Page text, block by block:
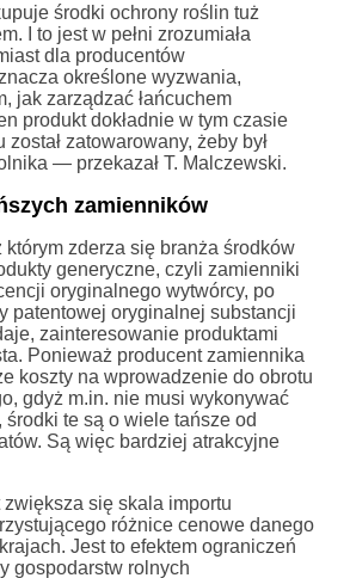
środki ochrony roślin tuż
I to jest w pełni zrozumiała
dla producentów
określone wyzwania,
jak zarządzać łańcuchem
produkt dokładnie w tym czasie
został zatowarowany, żeby był
— przekazał T. Malczewski.
zamienników
którym zderza się branża środków
generyczne, czyli zamienniki
oryginalnego wytwórcy, po
patentowej oryginalnej substancji
zainteresowanie produktami
Ponieważ producent zamiennika
koszty na wprowadzenie do obrotu
gdyż m.in. nie musi wykonywać
środki te są o wiele tańsze od
Są więc bardziej atrakcyjne
się skala importu
różnice cenowe danego
Jest to efektem ograniczeń
gospodarstw rolnych